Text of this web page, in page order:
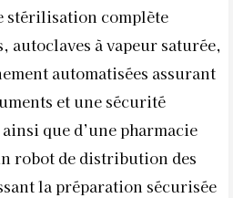
stérilisation complète
autoclaves à vapeur saturée,
automatisées assurant
et une sécurité
que d’une pharmacie
robot de distribution des
la préparation sécurisée